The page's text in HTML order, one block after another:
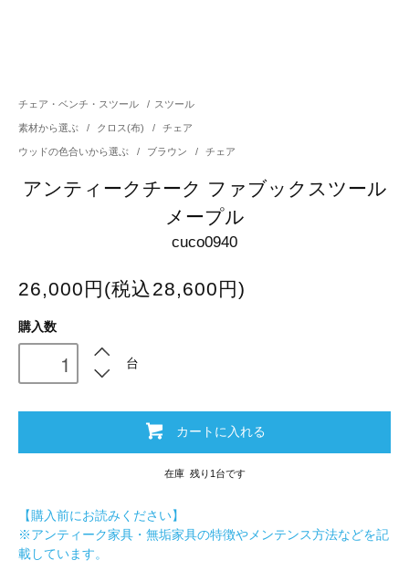
チェア・ベンチ・スツール / スツール
素材から選ぶ / クロス(布) / チェア
ウッドの色合いから選ぶ / ブラウン / チェア
アンティークチーク ファブックスツール
メープル
cuco0940
26,000円(税込28,600円)
購入数
台
カートに入れる
在庫 残り1台です
【購入前にお読みください】
※アンティーク家具・無垢家具の特徴やメンテンス方法などを記
載しています。